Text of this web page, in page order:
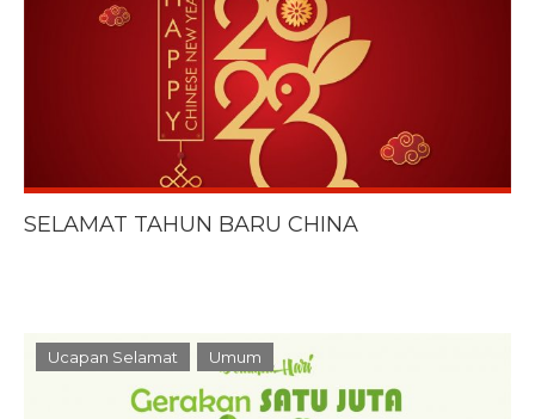
SELAMAT TAHUN BARU CHINA
Ucapan Selamat Umum